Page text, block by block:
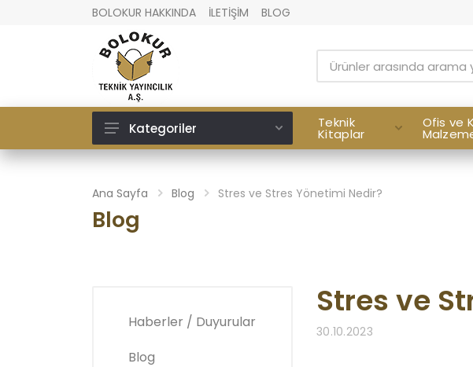
BOLOKUR HAKKINDA İLETİŞİM BLOG
Teknik Kitaplar
Kişisel Gelişim Kitapları
Ofis ve Kırtasiye Malzemeleri
Kategoriler Teknik
Kitaplar
Ofis ve
Ana Sayfa Blog Stres ve Stres Yönetimi Nedir?
Blog
Haberler / Duyurular
Blog
Stres ve
30.10.2023